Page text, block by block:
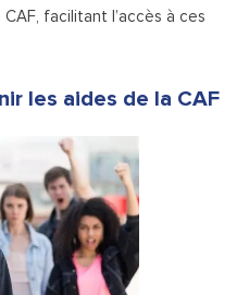
facilitant l’accès à ces
les aides de la CAF